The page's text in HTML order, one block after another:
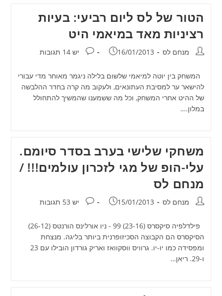
הטור של לס ליום רביעי: בעיות
רציניות מאד במיאמי היט
מחבר:מנחם לס פורסם:
16/01/2013 תגובות:
יש 14 תגובות
המשחק בין יוטה למיאמי שלשום בלילה ניגמר מאוחר מדי עבורי
להישאר ער למסיבת העתונאים, ולעקוב מה קרה בחדר ההלבשה
של ההיט אחרי המשחק, וכל מה ששמענו שהמשיך להתחולל
במלון.…
משחקי שלישי בערב בסדר סיומם.
עלי-הופ של מגי לזכרון עולמים!!! /
מנחם לס
מחבר:מנחם לס פורסם:
15/01/2013 תגובות:
יש 53 תגובות
פילדלפיה סיקסרס (23-16) 99 - ניו אורלינס הורנטס (26-12)
הסיקסרס הם הקבוצה הסכיזופרנית ביותר בליגה. מנצחת
ומפסידה כמו יו-יו. גרוויס ווסקוואז ואריק גורדון הובילו עם 23
ו-29. ריאן…